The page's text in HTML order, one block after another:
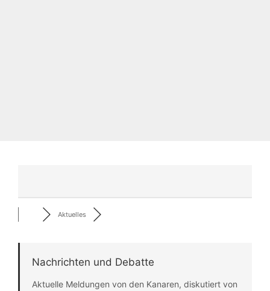
Aktuelles
Nachrichten und Debatte
Aktuelle Meldungen von den Kanaren, diskutiert von